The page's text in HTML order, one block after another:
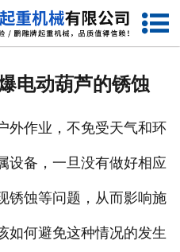
网站首页
资质荣誉
电动葫芦的锈蚀
外作业，不免受天气和环
设备，一旦没有做好相应
锈蚀等问题，从而影响施
如何避免这种情况的发生